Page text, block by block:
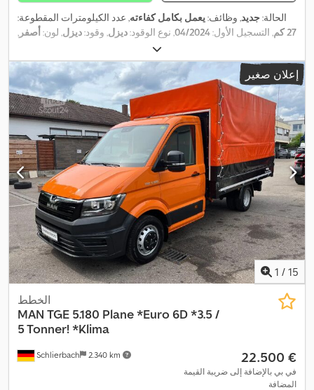
الحالة:جديد, وظائف:يعمل بكامل كفاءته, عدد الكيلومترات المقطوعة:
27 كم
, التسجيل الأول:04/2024, نوع الوقود:ديزل, وقود:ديزل, لون: أصفر ,
, عدد المقاعد:
الكلي:2.040 مم , الارتفاع الكلي:2.590 مم , سنة الصنع:2024, معدات:
باب منزلق, برنامج الثبات الإلكتروني (ESP), تكييف الهواء, تنظيم النوافذ
الكهربائي, قفل التروس التفاضلية, قفل مركزي, مثبت السرعة, نظام
الفرامل المانعة للانغلاق (ABS)
إعلان صغير
1 / 15
Schlierbach 2.340 km
الخطط
MAN TGE 5.180 Plane *Euro 6D *3.5 /
5 Tonner! *Klima
‏22.500 €
في بي بالإضافة إلى ضريبة القيمة
المضافة